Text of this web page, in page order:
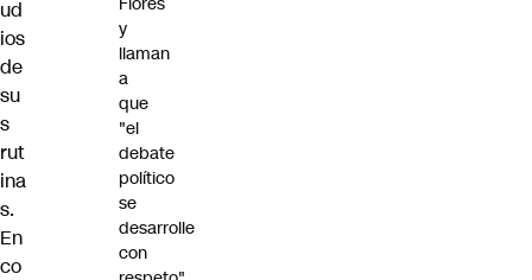
ud
ios
de
su
s
rut
ina
s.
En
co
y
llaman
a
que
"el
debate
político
se
desarrolle
con